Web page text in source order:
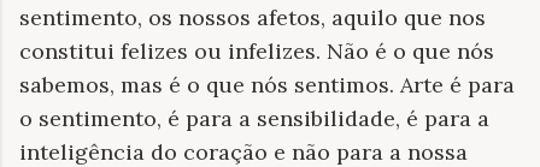
sentimento, os nossos afetos, aquilo que nos
constitui felizes ou infelizes. Não é o que nós
sabemos, mas é o que nós sentimos. Arte é para
o sentimento, é para a sensibilidade, é para a
inteligência do coração e não para a nossa